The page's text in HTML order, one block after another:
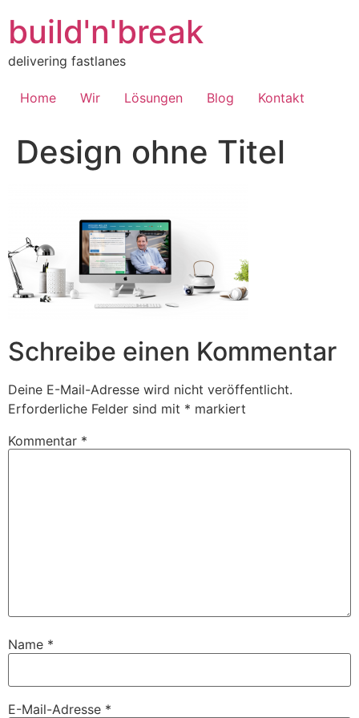
springen
build'n'break
delivering fastlanes
Home Wir Lösungen Blog Kontakt
Design ohne Titel
Schreibe einen Kommentar
Deine E-Mail-Adresse wird nicht veröffentlicht.
Erforderliche Felder sind mit * markiert
Kommentar *
Name *
E-Mail-Adresse *